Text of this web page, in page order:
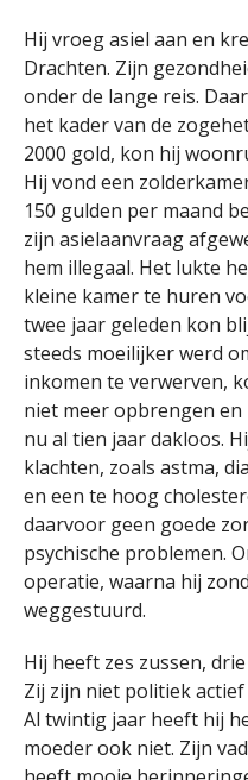
Hij vroeg asiel aan en
Drachten. Zijn
onder de lange reis.
het kader van de
2000 gold, kon hij
Hij vond een
150 gulden per maand
zijn asielaanvraag
hem illegaal. Het lukte
kleine kamer te huren
twee jaar geleden kon
steeds moeilijker werd
inkomen te verwerven,
niet meer opbrengen en
nu al tien jaar dakloos.
klachten, zoals astma,
en een te hoog
daarvoor geen goede
psychische problemen.
operatie, waarna hij
weggestuurd.
Hij heeft zes zussen,
Zij zijn niet politiek
Al twintig jaar heeft hij
moeder ook niet. Zijn